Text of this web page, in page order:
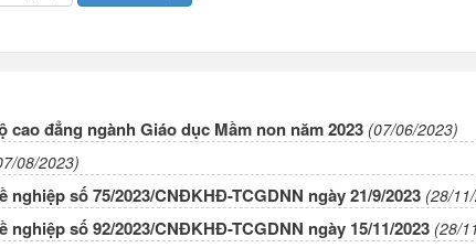
đẳng ngành Giáo dục Mầm non năm 2023 (07/06/2023)
08/2023)
số 75/2023/CNĐKHĐ-TCGDNN ngày 21/9/2023 (28/
số 92/2023/CNĐKHĐ-TCGDNN ngày 15/11/2023 (28/